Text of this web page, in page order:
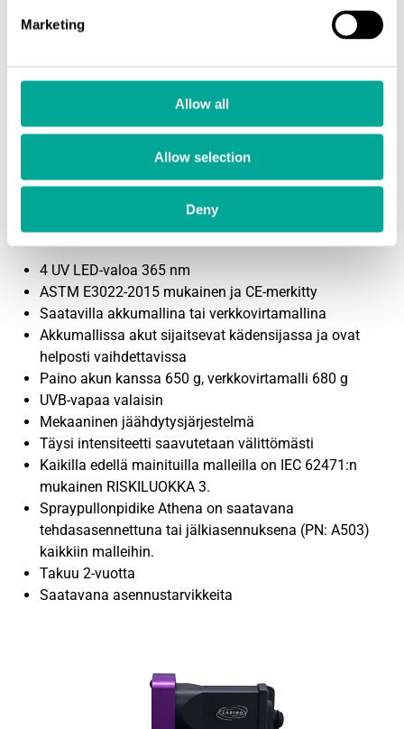
Marketing
Allow all
Allow selection
Deny
MB 3.0 Zeus: 4 000 μW/cm2 voimakkaan valkoisen
valon kanssa.
MB 3.0 Hermes: 4 000 μW/cm2 ilman valkoista
valoa.
Ominaisuudet
4 UV LED-valoa 365 nm
ASTM E3022-2015 mukainen ja CE-merkitty
Saatavilla akkumallina tai verkkovirtamallina
Akkumallissa akut sijaitsevat kädensijassa ja ovat
helposti vaihdettavissa
Paino akun kanssa 650 g, verkkovirtamalli 680 g
UVB-vapaa valaisin
Mekaaninen jäähdytysjärjestelmä
Täysi intensiteetti saavutetaan välittömästi
Kaikilla edellä mainituilla malleilla on IEC 62471:n
mukainen RISKILUOKKA 3.
Spraypullonpidike Athena on saatavana
tehdasasennettuna tai jälkiasennuksena (PN: A503)
kaikkiin malleihin.
Takuu 2-vuotta
Saatavana asennustarvikkeita